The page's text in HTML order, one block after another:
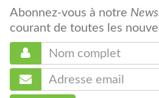
Abonnez-vous à notre
courant de toutes les